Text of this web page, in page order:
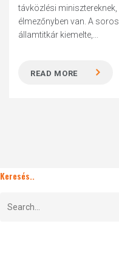
távközlési
élmezőnyben van. A
államtitkár kiemelte,...
READ MORE
Keresés..